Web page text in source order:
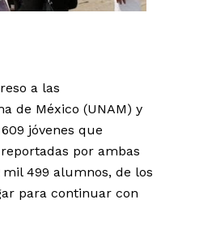
a las
de México (UNAM) y
jóvenes que
por ambas
499 alumnos, de los
para continuar con